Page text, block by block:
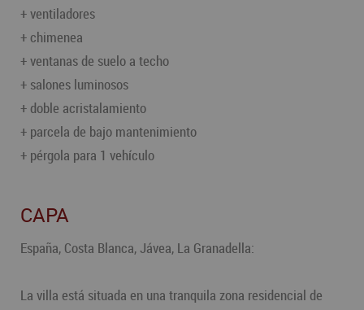
+ ventiladores
+ chimenea
+ ventanas de suelo a techo
+ salones luminosos
+ doble acristalamiento
+ parcela de bajo mantenimiento
+ pérgola para 1 vehículo
CAPA
España, Costa Blanca, Jávea, La Granadella:
La villa está situada en una tranquila zona residencial de